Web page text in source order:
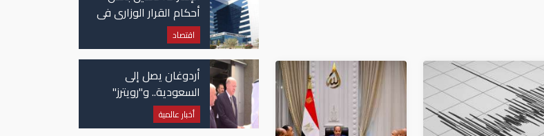
أحكام القرار الوزاري في
شأن الضريبة على
الشركات والأعمال
اقتصاد
أردوغان يصل إلى
السعودية.. و"رويترز"
تكشف تفاصيل الاتفاق
المرتقب
أخبار عالمية